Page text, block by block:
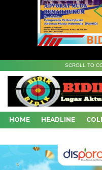
SCROLL TO
HOME HEADLINE